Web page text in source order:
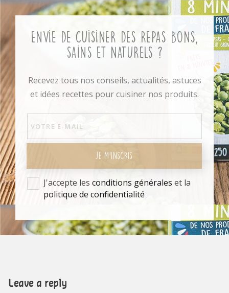
Envie de cuisiner des repas bons,
sains et naturels ?
Recevez tous nos conseils, actualités, astuces
et idées recettes pour cuisiner nos produits.
J'accepte les conditions générales et la
politique de confidentialité
JE M'INSCRIS
Leave a reply